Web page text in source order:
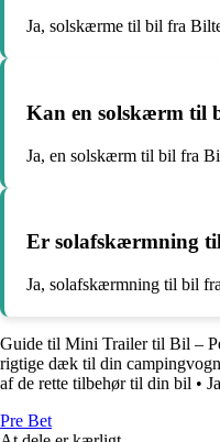
Ja, solskærme til bil fra
Kan en solskærm til
Ja, en solskærm til bil fra
Er solafskærmning
Ja, solafskærmning til bil
Guide til Mini Trailer til Bil –
rigtige dæk til din campingvogn
af de rette tilbehør til din bil •
Pre Bet